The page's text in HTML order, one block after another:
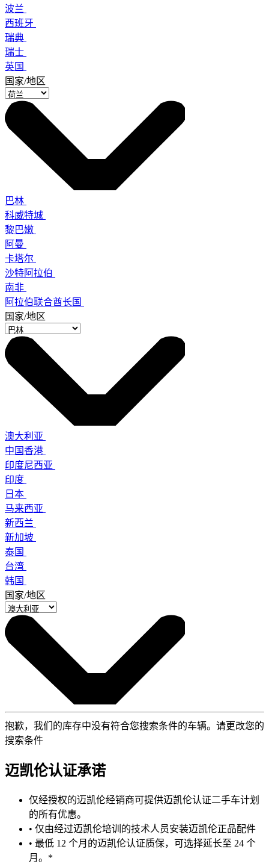
波兰
西班牙
瑞典
瑞士
英国
国家/地区
巴林
科威特城
黎巴嫩
阿曼
卡塔尔
沙特阿拉伯
南非
阿拉伯联合酋长国
国家/地区
澳大利亚
中国香港
印度尼西亚
印度
日本
马来西亚
新西兰
新加坡
泰国
台湾
韩国
国家/地区
抱歉，我们的库存中没有符合您搜索条件的车辆。请更改您的
搜索条件
迈凯伦认证承诺
仅经授权的迈凯伦经销商可提供迈凯伦认证二手车计划
的所有优惠。
• 仅由经过迈凯伦培训的技术人员安装迈凯伦正品配件
• 最低 12 个月的迈凯伦认证质保，可选择延长至 24 个
月。*